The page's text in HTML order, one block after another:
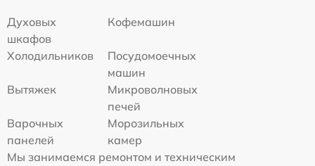
Духовых
шкафов
Кофемашин
Холодильников
Посудомоечных
машин
Вытяжек
Микроволновых
печей
Варочных
панелей
Морозильных
камер
Мы занимаемся ремонтом и техническим